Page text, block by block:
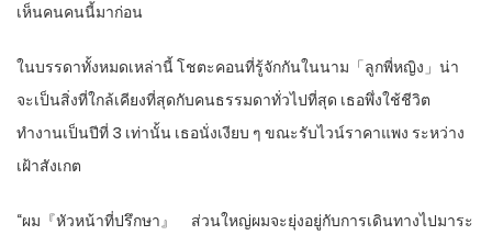
เห็นคนคนนี้มาก่อน
ในบรรดาทั้งหมดเหล่านี้ โชตะคอนที่รู้จักกันในนาม「ลูกพี่หญิง」น่า
จะเป็นสิ่งที่ใกล้เคียงที่สุดกับคนธรรมดาทั่วไปที่สุด เธอพึ่งใช้ชีวิต
ทำงานเป็นปีที่ 3 เท่านั้น เธอนั่งเงียบ ๆ ขณะรับไวน์ราคาแพง ระหว่าง
เฝ้าสังเกต
“ผม『หัวหน้าที่ปรึกษา』 ส่วนใหญ่ผมจะยุ่งอยู่กับการเดินทางไปมาระ